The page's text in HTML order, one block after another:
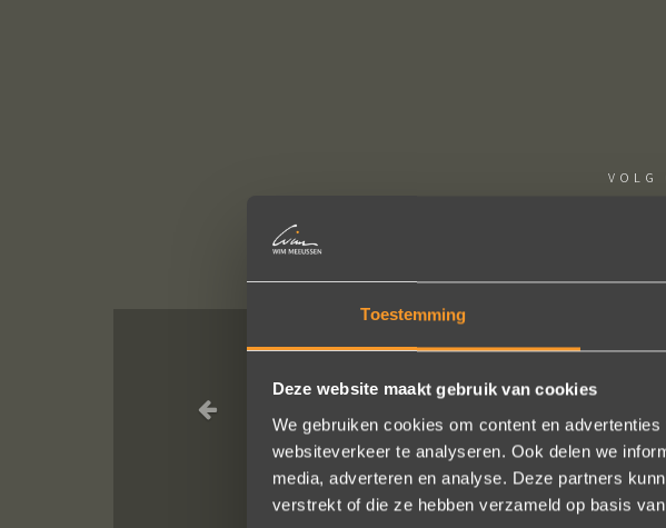
Toestemming
Deze website maakt gebruik van cookies
We gebruiken cookies om content en
websiteverkeer te analyseren. Ook delen we
media, adverteren en analyse. Deze partners
verstrekt of die ze hebben verzameld op basis
VOLG
Wat een vakmanschap! De
We bestelden online, maar er
Het is eigenlijk een